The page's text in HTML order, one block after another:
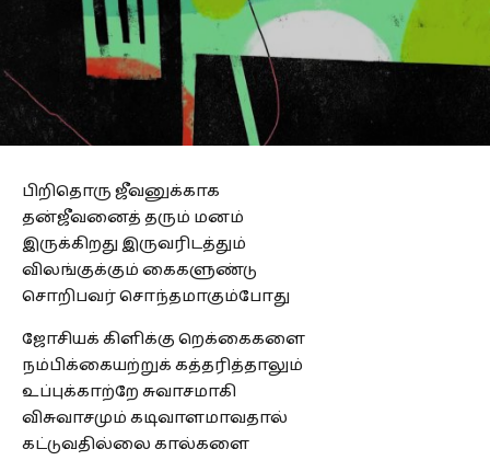
பிறிதொரு ஜீவனுக்காக
தன்ஜீவனைத் தரும் மனம்
இருக்கிறது இருவரிடத்தும்
விலங்குக்கும் கைகளுண்டு
சொறிபவர் சொந்தமாகும்போது
ஜோசியக் கிளிக்கு றெக்கைகளை
நம்பிக்கையற்றுக் கத்தரித்தாலும்
உப்புக்காற்றே சுவாசமாகி
விசுவாசமும் கடிவாளமாவதால்
கட்டுவதில்லை கால்களை